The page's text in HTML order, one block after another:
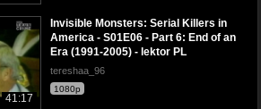
41:17
Invisible Monsters: Serial Killers in
America - S01E06 - Part 6: End of an
Era (1991-2005) - lektor PL
tereshaa_96
1080p